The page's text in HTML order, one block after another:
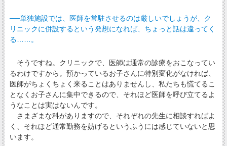
──単独施設では、医師を常駐させるのは厳しいでしょうが、ク
リニックに併設するという発想になれば、ちょっと話は違ってく
る……。
そうですね。クリニックで、医師は通常の診療をおこなってい
るわけですから。預かっているお子さんに特別変化がなければ、
医師がちょくちょく来ることはありませんし、私たちも慌てるこ
となくお子さんに集中できるので、それほど医師を呼び立てるよ
うなことは実はないんです。
さまざまな科がありますので、それぞれの先生に相談すればよ
く、それほど通常勤務を妨げるというふうには感じていないと思
います。